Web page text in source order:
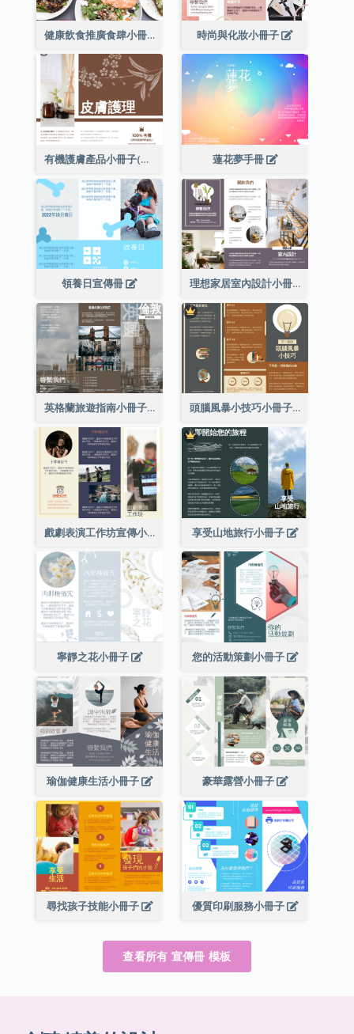
健康飲食推廣食肆小冊子 時尚與化妝小冊子
有機護膚產品小冊子(附詳細信息) 蓮花夢手冊
領養日宣傳冊 理想家居室內設計小冊子
英格蘭旅遊指南小冊子 頭腦風暴小技巧小冊子
戲劇表演工作坊宣傳小冊子 享受山地旅行小冊子
寧靜之花小冊子 您的活動策劃小冊子
瑜伽健康生活小冊子 豪華露營小冊子
尋找孩子技能小冊子 優質印刷服務小冊子
查看所有 宣傳冊 模板